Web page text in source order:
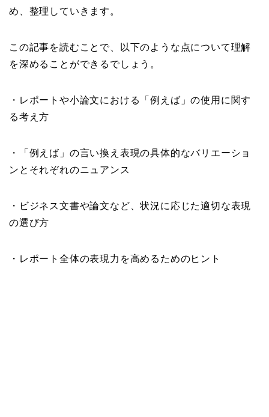
め、整理していきます。
この記事を読むことで、以下のような点について理解
を深めることができるでしょう。
・レポートや小論文における「例えば」の使用に関す
る考え方
・「例えば」の言い換え表現の具体的なバリエーショ
ンとそれぞれのニュアンス
・ビジネス文書や論文など、状況に応じた適切な表現
の選び方
・レポート全体の表現力を高めるためのヒント